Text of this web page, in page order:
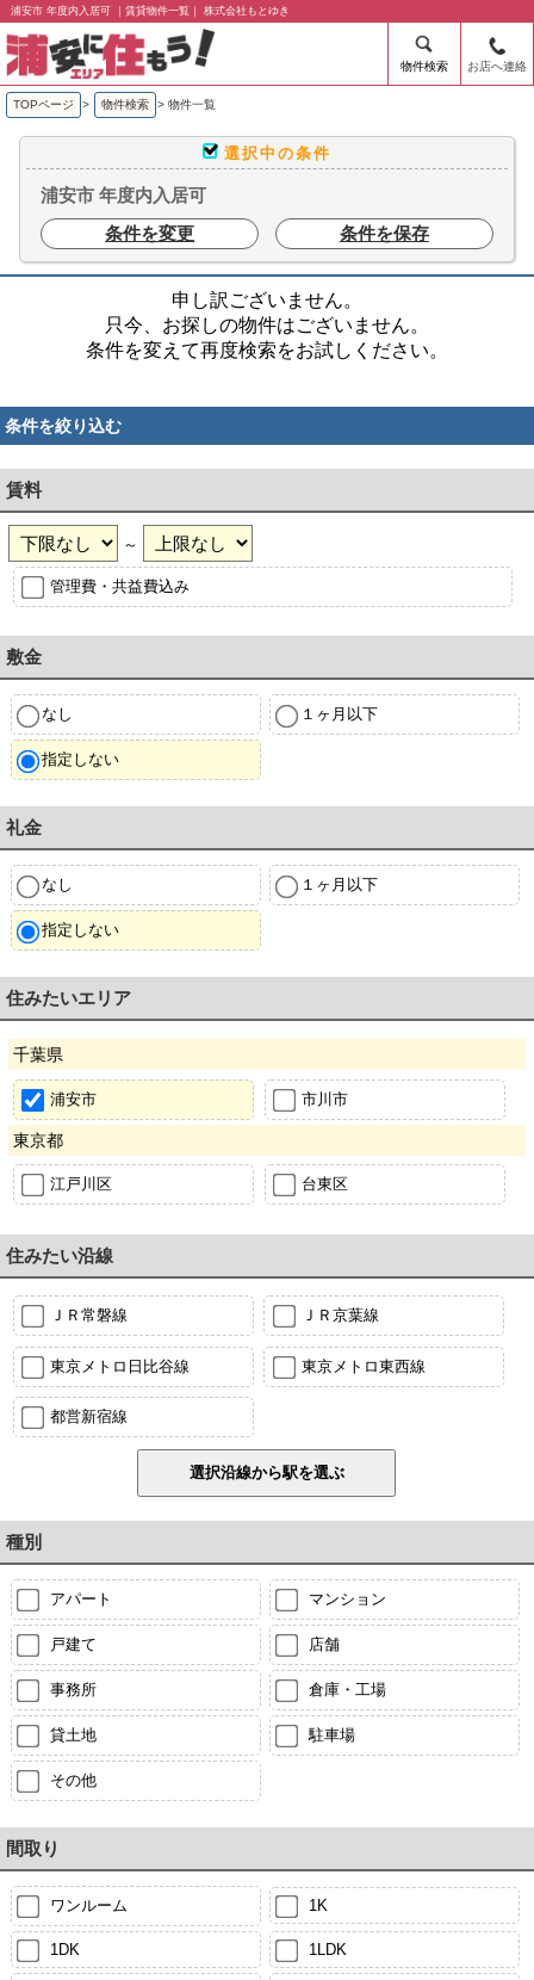
浦安市 年度内入居可 ｜賃貸物件一覧｜ 株式会社もとゆき
物件検索 お店へ連絡
TOPページ > 物件検索 > 物件一覧
選択中の条件
浦安市 年度内入居可
条件を変更
条件を保存
申し訳ございません。
只今、お探しの物件はございません。
条件を変えて再度検索をお試しください。
条件を絞り込む
賃料
～
管理費・共益費込み
敷金
なし １ヶ月以下
指定しない
礼金
なし １ヶ月以下
指定しない
住みたいエリア
千葉県
浦安市 市川市
東京都
江戸川区 台東区
住みたい沿線
ＪＲ常磐線 ＪＲ京葉線
東京メトロ日比谷線 東京メトロ東西線
都営新宿線
種別
アパート マンション
戸建て 店舗
事務所 倉庫・工場
貸土地 駐車場
その他
間取り
ワンルーム 1K
1DK 1LDK